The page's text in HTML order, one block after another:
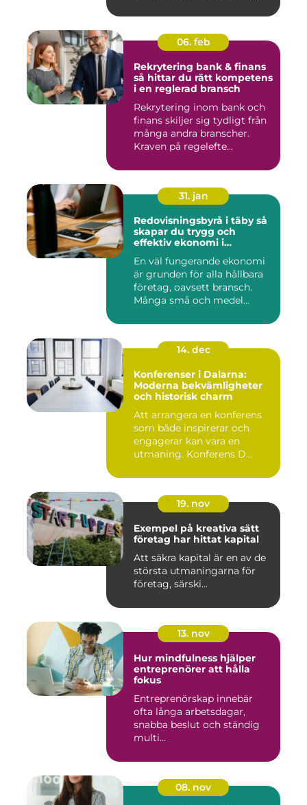
06. feb
Rekrytering bank & finans
så hittar du rätt kompetens
i en reglerad bransch
Rekrytering inom bank och
finans skiljer sig tydligt från
många andra branscher.
Kraven på regelefte...
31. jan
Redovisningsbyrå i täby så
skapar du trygg och
effektiv ekonomi i
En väl fungerande ekonomi
är grunden för alla hållbara
företag, oavsett bransch.
Många små och medel...
14. dec
Konferenser i Dalarna:
Moderna bekvämligheter
och historisk charm
Att arrangera en konferens
som både inspirerar och
engagerar kan vara en
utmaning. Konferens D...
19. nov
Exempel på kreativa sätt
företag har hittat kapital
Att säkra kapital är en av de
största utmaningarna för
företag, särski...
13. nov
Hur mindfulness hjälper
entreprenörer att hålla
fokus
Entreprenörskap innebär
ofta långa arbetsdagar,
snabba beslut och ständig
multi...
08. nov